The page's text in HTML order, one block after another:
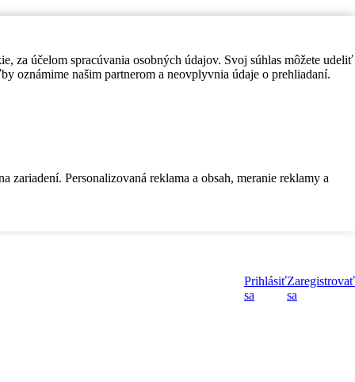
za účelom spracúvania osobných údajov. Svoj súhlas môžete udeliť
oznámime našim partnerom a neovplyvnia údaje o prehliadaní.
Personalizovaná reklama a obsah, meranie reklamy a
Prihlásiť
sa
Zaregistrovať
sa